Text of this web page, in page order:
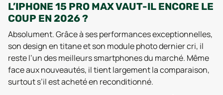
L’IPHONE 15 PRO MAX VAUT-IL ENCORE LE
COUP EN 2026 ?
Absolument. Grâce à ses performances exceptionnelles,
son design en titane et son module photo dernier cri, il
reste l’un des meilleurs smartphones du marché. Même
face aux nouveautés, il tient largement la comparaison,
surtout s’il est acheté en reconditionné.